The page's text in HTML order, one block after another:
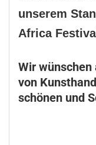
unserem
Africa
Wir wünschen
von
schönen und